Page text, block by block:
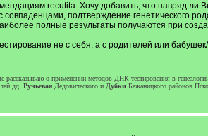
recutita. Хочу добавить, что навряд ли
совпаденцами, подтверждение генетического
полные результаты получаются при
не с себя, а с родителей или
рассказываю о применении методов ДНК-тестирования в
дд. РучьеваяДедовического и ДубкиБежаницкого районов